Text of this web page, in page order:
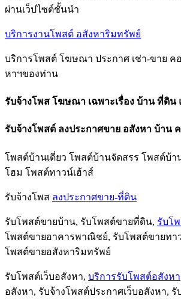
ผ่านเว็ปไซต์ชั้นนำ
บริการงานโพสต์ อสังหาริมทรัพย์
บริการโพสต์ โฆษณา ประกาศ เช่า-ขาย ค
หาฯของท่าน
รับจ้างโพส โฆษณา เฉพาะเรื่อง บ้าน ที่ดิน
รับจ้างโพสต์ ลงประกาศขาย อสังหา บ้าน
โพสต์บ้านเดี่ยว โพสต์บ้านจัดสรร โพสต์บ้
โฮม โพสต์ทาวน์เฮ้าส์
รับจ้างโพส ลงประกาศขาย-ที่ดิน
รับโพสต์ขายบ้าน, รับโพสต์ขายที่ดิน, รับโ
โพสต์ขายอาคารพาณิชย์, รับโพสต์ขายทาว
โพสต์ขายอสังหาริมทรัพย์
รับโพสต์เว็บอสังหา, บริการรับโพสต์อสังหา
อสังหา, รับจ้างโพสต์ประกาศเว็บอสังหา,